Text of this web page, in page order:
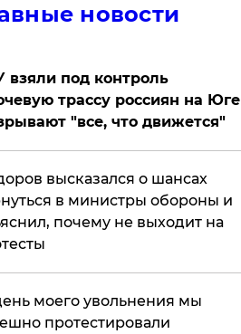
новости
взяли под контроль
трассу россиян на Юге
"все, что движется"
высказался о шансах
в министры обороны и
почему не выходит на
моего увольнения мы
протестировали